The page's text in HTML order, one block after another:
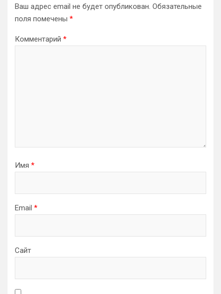
Ваш адрес email не будет опубликован. Обязательные
поля помечены *
Комментарий *
Имя *
Email *
Сайт